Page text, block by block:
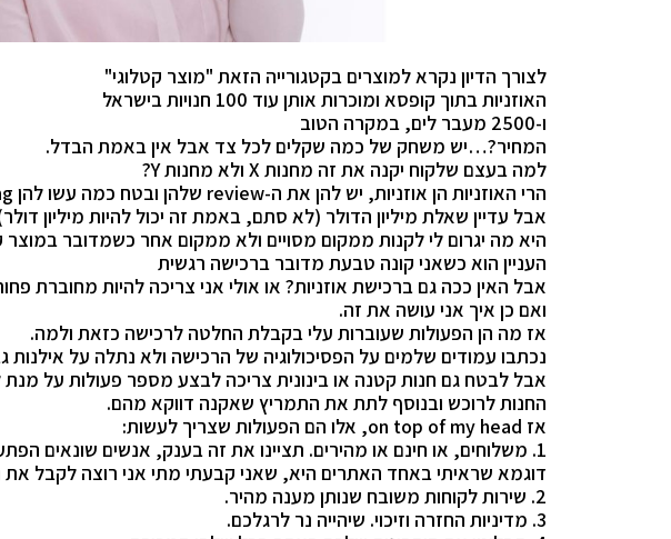
לצורך הדיון נקרא למוצרים בקטגורייה הזאת "מוצר קטלוגי"
האוזניות בתוך קופסא ומוכרות אותן עוד 100 חנויות בישראל
ו-2500 מעבר לים, במקרה הטוב
המחיר?…יש משחק של כמה שקלים לכל צד אבל אין באמת הבדל.
למה בעצם שלקוח יקנה את זה מחנות X ולא מחנות Y?
הרי האוזניות הן אוזניות, יש להן את ה-review שלהן ובטח כמה עשו להן unboxing.
אבל עדיין שאלת מיליון הדולר (לא סתם, באמת זה יכול להיות מיליון
היא מה יגרום לי לקנות ממקום מסויים ולא ממקום אחר כשמדובר במוצר
העניין הוא כשאני קונה טבעת מדובר ברכישה רגשית
אבל האין ככה גם ברכישת אוזניות? או אולי אני צריכה להיות מחוברת
ואם כן איך אני עושה את זה.
אז מה הן הפעולות שעוברות עלי בקבלת החלטה לרכישה כזאת ולמה.
נכתבו עמודים שלמים על הפסיכולוגיה של הרכישה ולא נתלה על אילנות
אבל לבטח גם חנות קטנה או בינונית צריכה לבצע מספר פעולות על מנת
החנות לרוכש ובנוסף לתת את התמריץ שאקנה דווקא מהם.
אז on top of my head, אלו הם הפעולות שצריך לעשות:
1. משלוחים, או חינם או מהירים. תציינו את זה בענק, אנשים שונאים הפתעות.
דוגמא שראיתי באחד האתרים היא, שאני קבעתי מתי אני רוצה לקבל
2. שירות לקוחות משובח שנותן מענה מהיר.
3. מדיניות החזרה וזיכוי. שיהייה נר לרגלכם.